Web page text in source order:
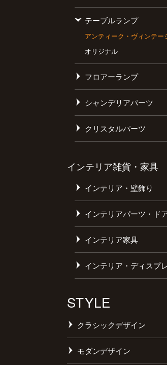
テーブルランプ
アンティーク・ヴィンテー
オリジナル
フロアーランプ
シャンデリアパーツ
クリスタルパーツ
インテリア雑貨・家具
インテリア・壁飾り
インテリアパーツ・ド
インテリア家具
インテリア・ディスプ
STYLE
クラシックデザイン
モダンデザイン